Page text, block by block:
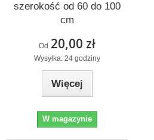
szerokość od 60 do 100
cm
Od 20,00 zł
Wysyłka: 24 godziny
Więcej
W magazynie